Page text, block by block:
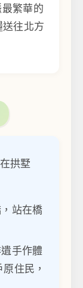
繁華的
往北方
拱墅
站在橋
手作體
住民，